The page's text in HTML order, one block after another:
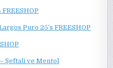
Puro 25’s FREESHOP
Şeftali ve Mentol